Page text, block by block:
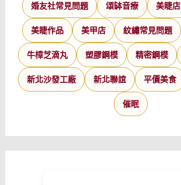
婚友社常見問題 頌缽音療 美睫店
美睫作品 美甲店 紋繡常見問題
牛樟芝滴丸 塑膠鋼模 精密鋼模
新北沙發工廠 新北聯誼 平價美食
催眠